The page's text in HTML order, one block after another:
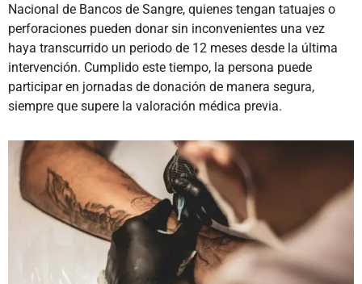
Nacional de Bancos de Sangre, quienes tengan tatuajes o
perforaciones pueden donar sin inconvenientes una vez
haya transcurrido un periodo de 12 meses desde la última
intervención. Cumplido este tiempo, la persona puede
participar en jornadas de donación de manera segura,
siempre que supere la valoración médica previa.